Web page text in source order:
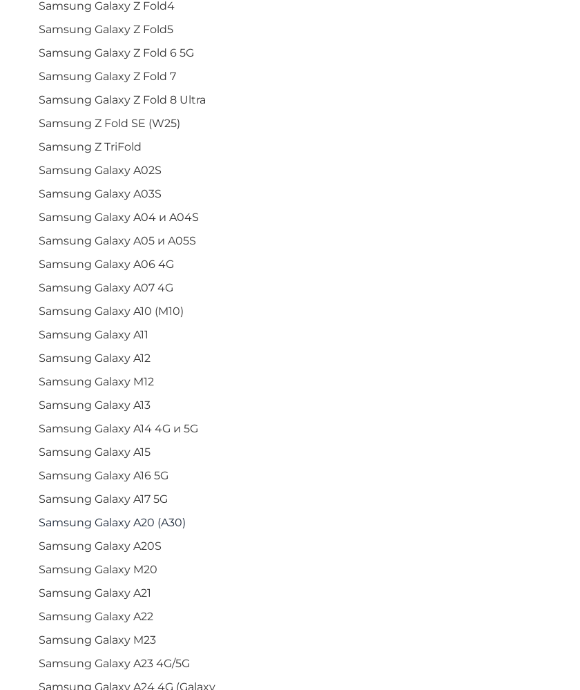
Samsung Galaxy Z Fold4
Samsung Galaxy Z Fold5
Samsung Galaxy Z Fold 6 5G
Samsung Galaxy Z Fold 7
Samsung Galaxy Z Fold 8 Ultra
Samsung Z Fold SE (W25)
Samsung Z TriFold
Samsung Galaxy A02S
Samsung Galaxy A03S
Samsung Galaxy A04 и A04S
Samsung Galaxy A05 и A05S
Samsung Galaxy A06 4G
Samsung Galaxy A07 4G
Samsung Galaxy A10 (M10)
Samsung Galaxy A11
Samsung Galaxy A12
Samsung Galaxy M12
Samsung Galaxy A13
Samsung Galaxy A14 4G и 5G
Samsung Galaxy A15
Samsung Galaxy A16 5G
Samsung Galaxy A17 5G
Samsung Galaxy A20 (A30)
Samsung Galaxy A20S
Samsung Galaxy M20
Samsung Galaxy A21
Samsung Galaxy A22
Samsung Galaxy M23
Samsung Galaxy A23 4G/5G
Samsung Galaxy A24 4G (Galaxy